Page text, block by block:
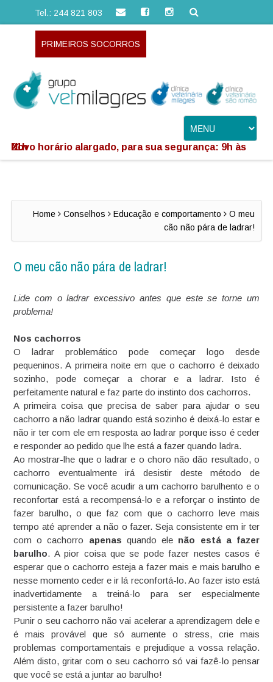
Tel.: 244 821 803
PRIMEIROS SOCORROS
Novo horário alargado, para sua segurança: 9h às 21h
Home Conselhos Educação e comportamento
O meu
cão não pára de ladrar!
O meu cão não pára de ladrar!
Lide com o ladrar excessivo antes que este se torne um
problema!
Nos cachorros
O ladrar problemático pode começar logo desde
pequeninos. A primeira noite em que o cachorro é deixado
sozinho, pode começar a chorar e a ladrar. Isto é
perfeitamente natural e faz parte do instinto dos cachorros.
A primeira coisa que precisa de saber para ajudar o seu
cachorro a não ladrar quando está sozinho é deixá-lo estar e
não ir ter com ele em resposta ao ladrar porque isso é ceder
eresponder ao pedido que lhe está a fazer quando ladra.
Ao mostrar-lhe que o ladrar e o choro não dão resultado, o
cachorro eventualmente irá desistir deste método de
comunicação. Se você acudir a um cachorro barulhento e o
reconfortar está a recompensá-lo e a reforçar o instinto de
fazer barulho, o que faz com que o cachorro leve mais
tempo até aprender a não o fazer. Seja consistente em ir ter
com o cachorro apenas quando ele não está a fazer
barulho. A pior coisa que se pode fazer nestes casos é
esperar que o cachorro esteja a fazer mais e mais barulho e
nesse momento ceder e ir lá reconfortá-lo. Ao fazer isto está
inadvertidamente a treiná-lo para ser especialmente
persistente a fazer barulho!
Punir o seu cachorro não vai acelerar a aprendizagem dele e
é mais provável que só aumente o stress, crie mais
problemas comportamentais e prejudique a vossa relação.
Além disto, gritar com o seu cachorro só vai fazê-lo pensar
que você se está a juntar ao barulho!